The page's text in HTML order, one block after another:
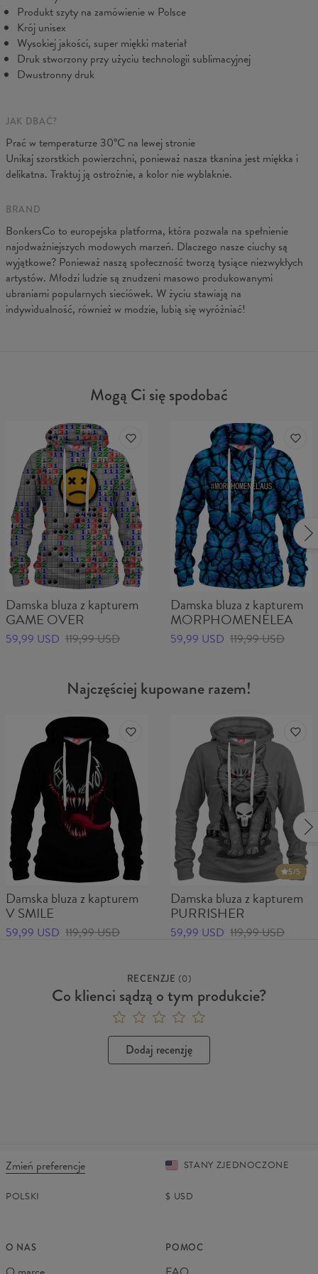
C - Długość ręk.
61 62 63
Produkt szyty na zamówienie w Polsce
Krój unisex
Wysokiej jakości, super miękki materiał
Druk stworzony przy użyciu technologii sublimacyjnej
Dwustronny druk
JAK DBAĆ?
Prać w temperaturze 30°C na lewej stronie
Unikaj szorstkich powierzchni, ponieważ nasza tkanina jest miękka i
delikatna. Traktuj ją ostrożnie, a kolor nie wyblaknie.
BRAND
BonkersCo to europejska platforma, która pozwala na spełnienie
najodważniejszych modowych marzeń. Dlaczego nasze ciuchy są
wyjątkowe? Ponieważ naszą społeczność tworzą tysiące niezwykłych
artystów. Młodzi ludzie są znudzeni masowo produkowanymi
ubraniami popularnych sieciówek. W życiu stawiają na
indywidualność, również w modzie, lubią się wyróżniać!
Mogą Ci się spodobać
Damska bluza z kapturem
GAME OVER
59,99 USD 119,99 USD
Damska bluza z kapturem
MORPHOMENELEA
59,99 USD 119,99 USD
Najczęściej kupowane razem!
Damska bluza z kapturem
V SMILE
59,99 USD 119,99 USD
5/5
Damska bluza z kapturem
PURRISHER
59,99 USD 119,99 USD
RECENZJE (0)
Co klienci sądzą o tym produkcie?
Dodaj recenzję
Zmień preferencje STANY ZJEDNOCZONE
POLSKI $ USD
O NAS POMOC